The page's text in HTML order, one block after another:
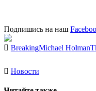
Подпишись на наш
BreakingMichael Holman
Новости